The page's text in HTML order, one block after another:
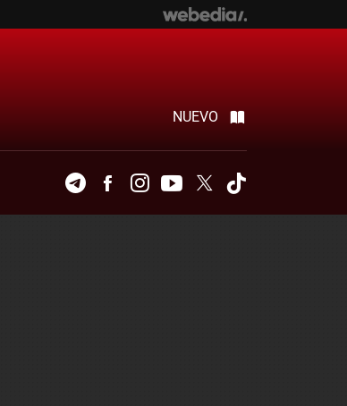
NUEVO
TelegramFacebookInstagramYoutubeTwitter